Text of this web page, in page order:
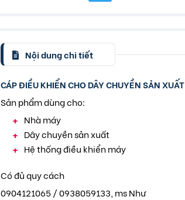
Nội dung chi tiết
CÁP ĐIỀU KHIỂN CHO DÂY CHUYỀN SẢN XUẤT
Sản phẩm dùng cho:
Nhà máy
Dây chuyền sản xuất
Hệ thống điều khiển máy
Có đủ quy cách
0904121065 / 0938059133, ms Như